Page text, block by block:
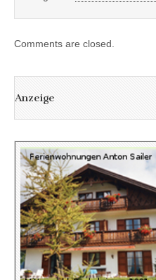
Comments are closed.
Anzeige